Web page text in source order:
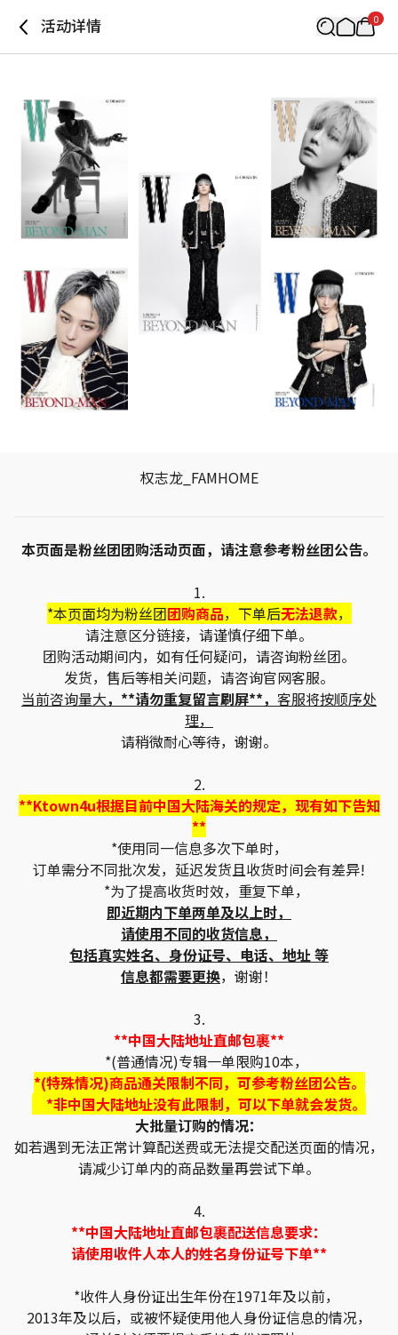
活动详情 0
权志龙_FAMHOME
本页面是粉丝团团购活动页面，请注意参考粉丝团公告。
1.
*本页面均为粉丝团团购商品，下单后无法退款，
请注意区分链接，请谨慎仔细下单。
团购活动期间内，如有任何疑问，请咨询粉丝团。
发货，售后等相关问题，请咨询官网客服。
当前咨询量大，**请勿重复留言刷屏**， 客服将按顺序处
理，
请稍微耐心等待，谢谢。
2.
**Ktown4u根据目前中国大陆海关的规定，现有如下告知
**
*使用同一信息多次下单时，
订单需分不同批次发，延迟发货且收货时间会有差异!
*为了提高收货时效，重复下单，
即近期内下单两单及以上时，
请使用不同的收货信息，
包括真实姓名、身份证号、电话、地址 等
信息都需要更换，谢谢！
3.
**中国大陆地址直邮包裹**
*(普通情况)专辑一单限购10本，
*(特殊情况)商品通关限制不同，可参考粉丝团公告。
*非中国大陆地址没有此限制，可以下单就会发货。
大批量订购的情况：
如若遇到无法正常计算配送费或无法提交配送页面的情况，
请减少订单内的商品数量再尝试下单。
4.
**中国大陆地址直邮包裹配送信息要求：
请使用收件人本人的姓名身份证号下单**
*收件人身份证出生年份在1971年及以前，
2013年及以后，或被怀疑使用他人身份证信息的情况，